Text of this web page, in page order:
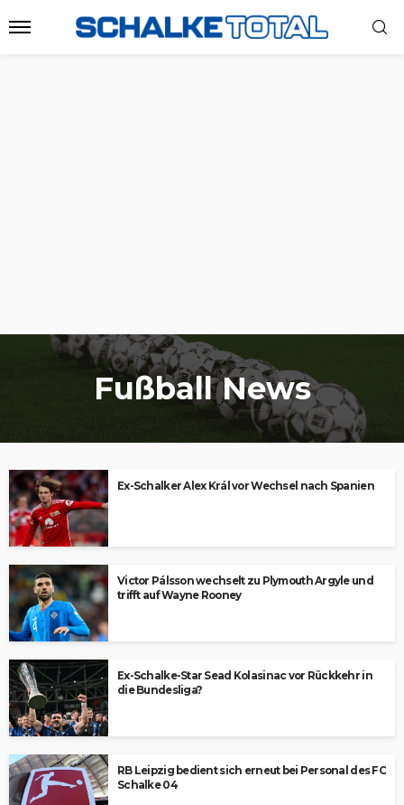
Fußball News
Ex-Schalker Alex Král vor Wechsel nach Spanien
Victor Pálsson wechselt zu Plymouth Argyle und
trifft auf Wayne Rooney
Ex-Schalke-Star Sead Kolasinac vor Rückkehr in
die Bundesliga?
RB Leipzig bedient sich erneut bei Personal des FC
Schalke 04